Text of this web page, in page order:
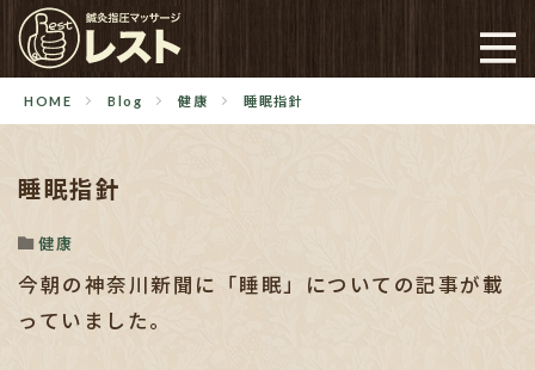
HOME Blog 健康 睡眠指針
睡眠指針
健康
今朝の神奈川新聞に「睡眠」についての記事が載
っていました。